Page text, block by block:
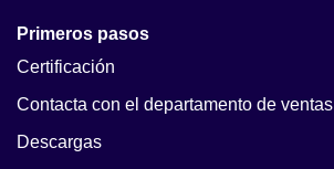
Primeros pasos
Certificación
Contacta con el departamento de ventas
Descargas